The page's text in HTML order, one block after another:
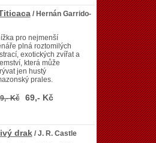
/ Hernán Garrido-
pro nejmenší
plná roztomilých
exotických zvířat a
která může
jen hustý
prales.
Kč 69,- Kč
drak/ J. R. Castle